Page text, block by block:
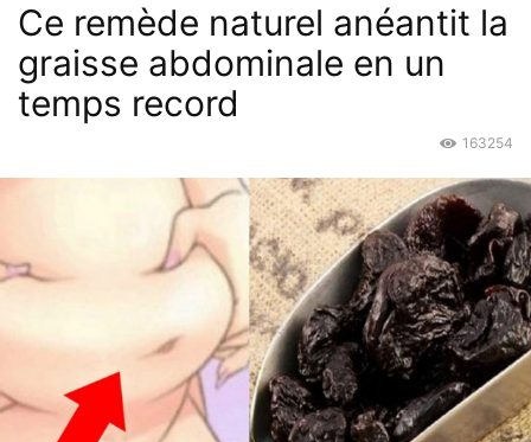
Ce remède naturel anéantit la
graisse abdominale en un
temps record
163254